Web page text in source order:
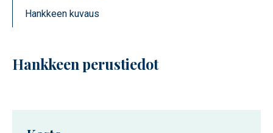
Hankkeen kuvaus
Hankkeen perustiedot